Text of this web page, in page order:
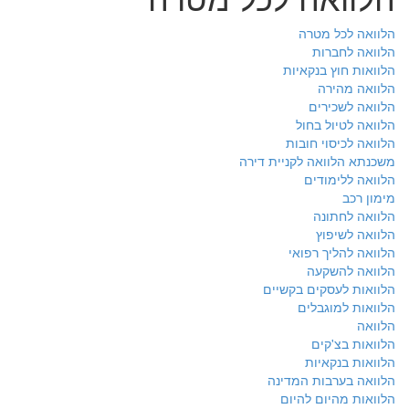
הלוואה לכל מטרה
הלוואה לחברות
הלוואות חוץ בנקאיות
הלוואה מהירה
הלוואה לשכירים
הלוואה לטיול בחול
הלוואה לכיסוי חובות
משכנתא הלוואה לקניית דירה
הלוואה ללימודים
מימון רכב
הלוואה לחתונה
הלוואה לשיפוץ
הלוואה להליך רפואי
הלוואה להשקעה
הלוואות לעסקים בקשיים
הלוואות למוגבלים
הלוואה
הלוואות בצ'קים
הלוואות בנקאיות
הלוואה בערבות המדינה
הלוואות מהיום להיום